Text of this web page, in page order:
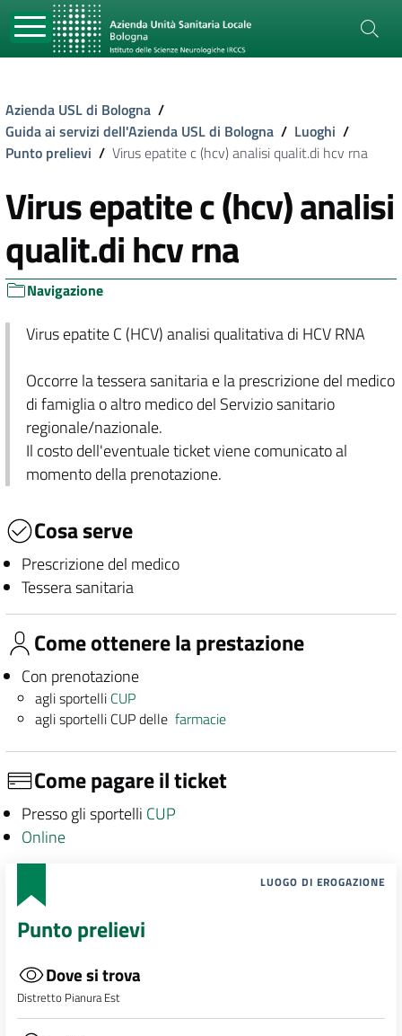
Azienda USL di Bologna /
Guida ai servizi dell'Azienda USL di Bologna / Luoghi /
Punto prelievi / Virus epatite c (hcv) analisi qualit.di hcv rna
Virus epatite c (hcv) analisi
qualit.di hcv rna
Navigazione
Virus epatite C (HCV) analisi qualitativa di HCV RNA
Occorre la tessera sanitaria e la prescrizione del medico
di famiglia o altro medico del Servizio sanitario
regionale/nazionale.
Il costo dell'eventuale ticket viene comunicato al
momento della prenotazione.
Cosa serve
Prescrizione del medico
Tessera sanitaria
Come ottenere la prestazione
Con prenotazione
agli sportelli CUP
agli sportelli CUP dellefarmacie
Come pagare il ticket
Presso gli sportelli CUP
Online
LUOGO DI EROGAZIONE
Punto prelievi
Dove si trova
Distretto Pianura Est